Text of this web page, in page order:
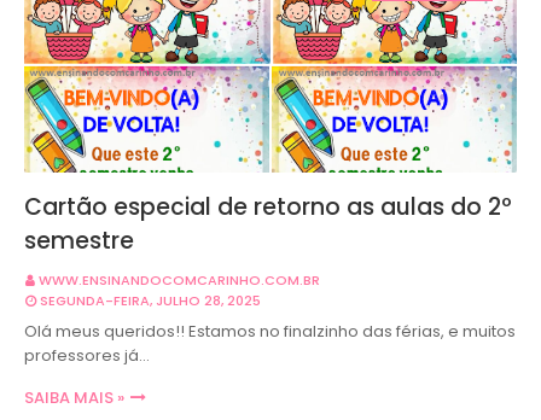
Cartão especial de retorno as aulas do 2º
semestre
WWW.ENSINANDOCOMCARINHO.COM.BR
SEGUNDA-FEIRA, JULHO 28, 2025
Olá meus queridos!! Estamos no finalzinho das férias, e muitos
professores já…
SAIBA MAIS »